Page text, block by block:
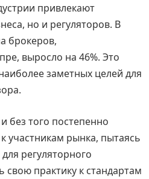
привлекают
но и регуляторов. В
брокеров,
выросло на 46%. Это
заметных целей для
без того постепенно
участникам рынка, пытаясь
регуляторного
практику к стандартам